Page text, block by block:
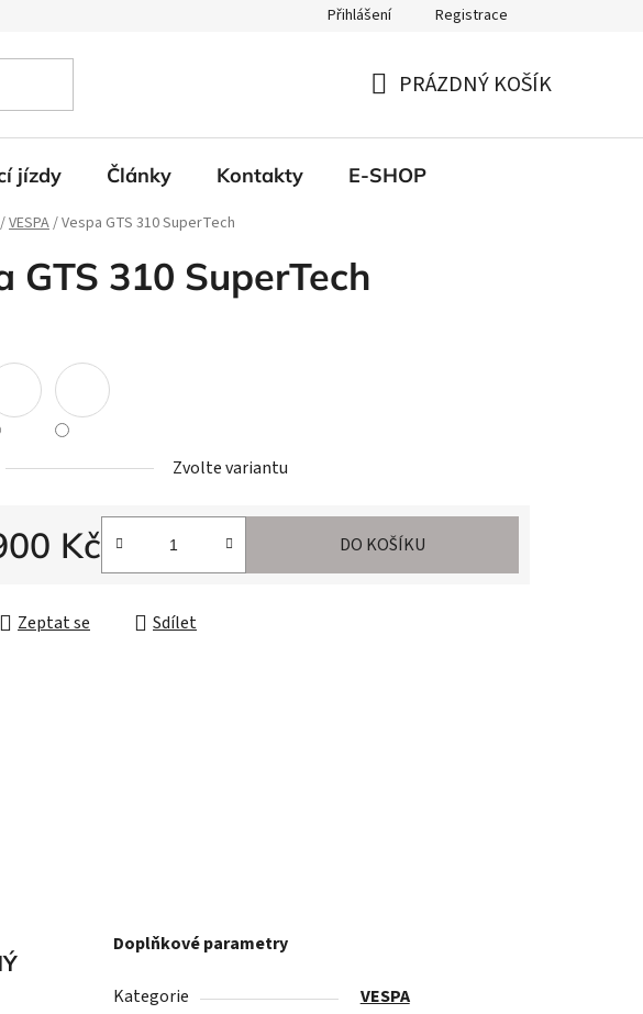
Přihlášení Registrace
KOŠÍK
PRÁZDNÝ KOŠÍK
jízdy Články Kontakty E-SHOP
/VESPA/Vespa GTS 310 SuperTech
GTS 310 SuperTech
Zvolte variantu
Kč DO KOŠÍKU
Zeptat se Sdílet
Doplňkové parametry
Kategorie
VESPA